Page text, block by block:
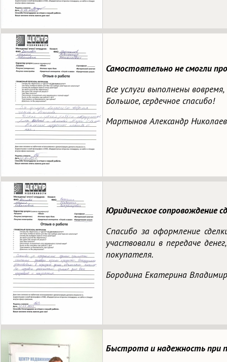
Самостоятельно не смогли
Все услуги выполнены
Большое, сердечное спасибо!
Мартынов Александр
Юридическое сопровождение
Спасибо за оформление
участвовали в передаче
покупателя.
Бородина Екатерина
Быстрота и надежность при